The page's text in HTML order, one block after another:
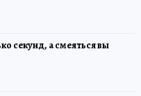
секунд, а смеяться вы